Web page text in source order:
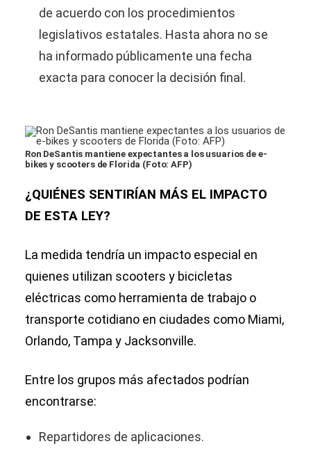
de acuerdo con los procedimientos
legislativos estatales. Hasta ahora no se
ha informado públicamente una fecha
exacta para conocer la decisión final.
Ron DeSantis mantiene expectantes a los usuarios de e-
bikes y scooters de Florida (Foto: AFP)
¿QUIÉNES SENTIRÍAN MÁS EL IMPACTO
DE ESTA LEY?
La medida tendría un impacto especial en
quienes utilizan scooters y bicicletas
eléctricas como herramienta de trabajo o
transporte cotidiano en ciudades como Miami,
Orlando, Tampa y Jacksonville.
Entre los grupos más afectados podrían
encontrarse:
Repartidores de aplicaciones.